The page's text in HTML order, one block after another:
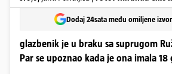
Dodaj 24sata među omiljene
glazbenik je u braku sa suprugom
Par se upoznao kada je ona imala